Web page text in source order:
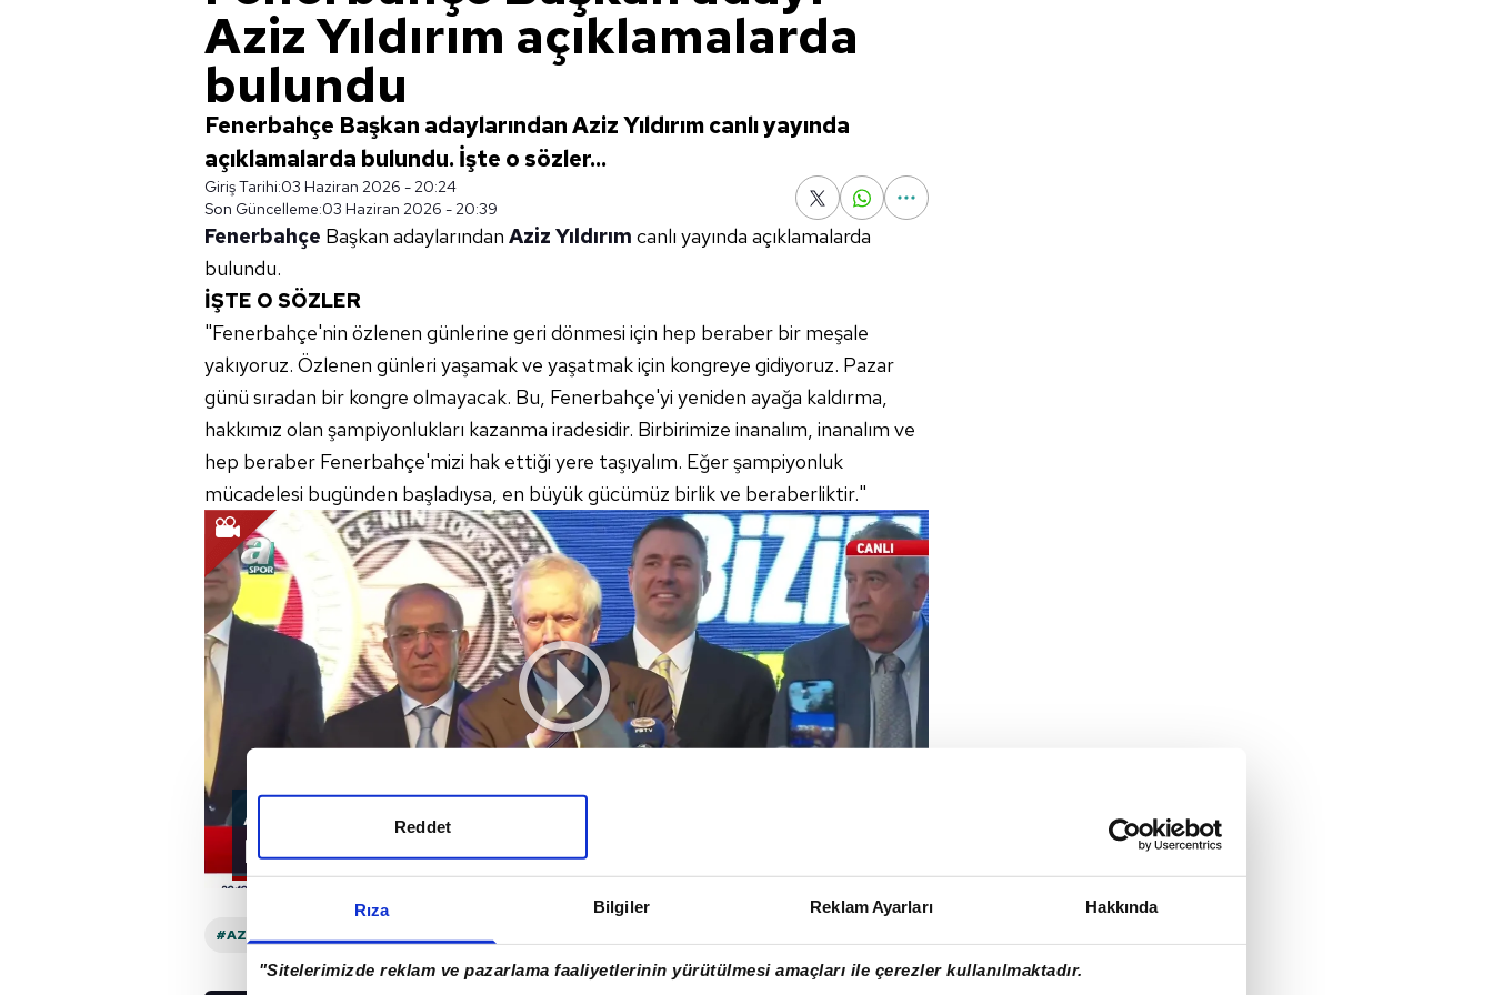
Rıza Bilgiler Reklam Ayarları Hakkında
"Sitelerimizde reklam ve pazarlama faaliyetlerinin yürütülmesi amaçları ile çerezler kullanılmaktadır.
Reddet
Aziz Yıldırım açıklamalarda
bulundu
Fenerbahçe Başkan adaylarından Aziz Yıldırım canlı yayında
açıklamalarda bulundu. İşte o sözler...
Giriş Tarihi:03 Haziran 2026 - 20:24
Son Güncelleme:03 Haziran 2026 - 20:39
Fenerbahçe Başkan adaylarından Aziz Yıldırım canlı yayında açıklamalarda
bulundu.
İŞTE O SÖZLER
"Fenerbahçe'nin özlenen günlerine geri dönmesi için hep beraber bir meşale
yakıyoruz. Özlenen günleri yaşamak ve yaşatmak için kongreye gidiyoruz. Pazar
günü sıradan bir kongre olmayacak. Bu, Fenerbahçe'yi yeniden ayağa kaldırma,
hakkımız olan şampiyonlukları kazanma iradesidir. Birbirimize inanalım, inanalım ve
hep beraber Fenerbahçe'mizi hak ettiği yere taşıyalım. Eğer şampiyonluk
mücadelesi bugünden başladıysa, en büyük gücümüz birlik ve beraberliktir."
Aziz Yıldırım: Pazar günü sıradan bir
kongre olmayacak!
#AZIZ YILDIRIM